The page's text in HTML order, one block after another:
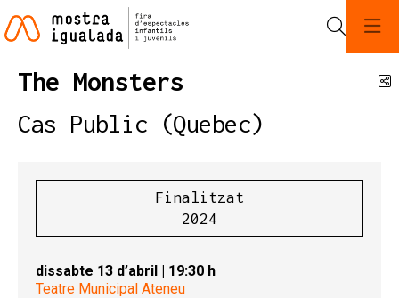
The Monsters
Cas Public (Quebec)
Finalitzat
2024
dissabte 13 d’abril | 19:30 h
Teatre Municipal Ateneu